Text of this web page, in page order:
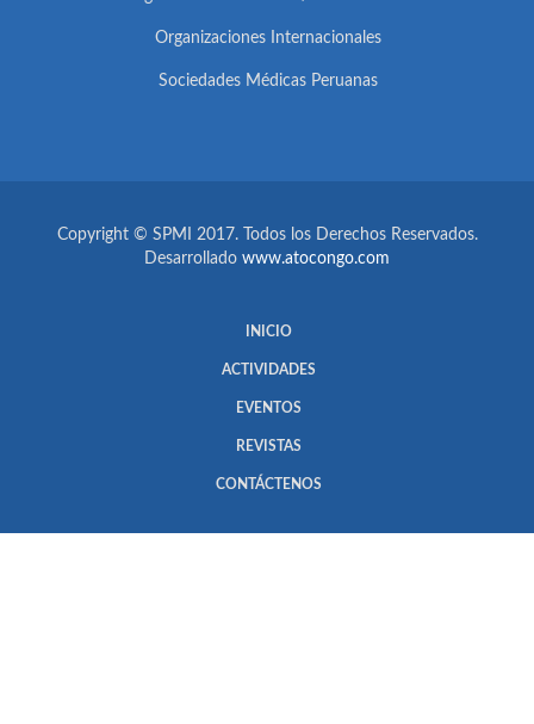
Organizaciones Internacionales
Sociedades Médicas Peruanas
Copyright © SPMI 2017. Todos los Derechos Reservados.
Desarrollado www.atocongo.com
INICIO
ACTIVIDADES
EVENTOS
REVISTAS
CONTÁCTENOS